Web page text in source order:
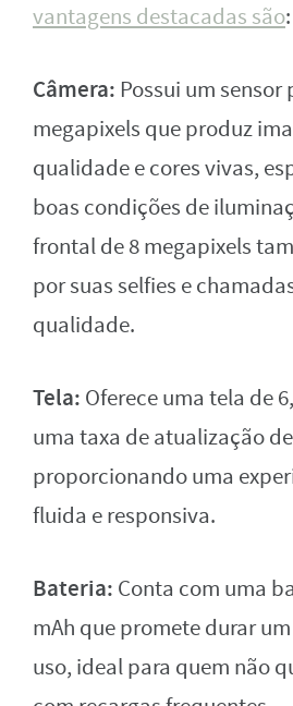
vantagens destacadas são:
Câmera: Possui um
megapixels que produz
qualidade e cores vivas,
boas condições de
frontal de 8 megapixels
por suas selfies e
qualidade.
Tela: Oferece uma tela de
uma taxa de atualização
proporcionando uma
fluida e responsiva.
Bateria: Conta com uma
mAh que promete durar
uso, ideal para quem não